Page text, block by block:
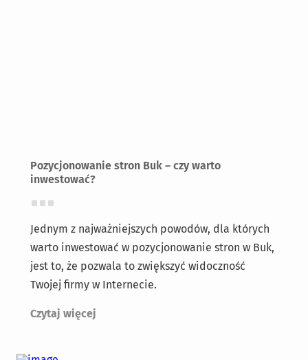
Pozycjonowanie stron Buk – czy warto
inwestować?
Jednym z najważniejszych powodów, dla których
warto inwestować w pozycjonowanie stron w Buk,
jest to, że pozwala to zwiększyć widoczność
Twojej firmy w Internecie.
Czytaj więcej